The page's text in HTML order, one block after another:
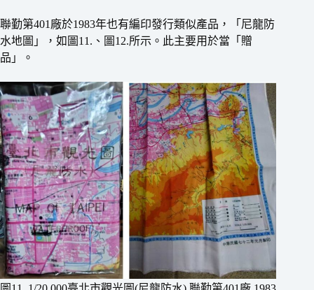
聯勤第401廠於1983年也有編印發行類似產品，「尼龍防
水地圖」，如圖11.、圖12.所示。此主要用於當「贈
品」。